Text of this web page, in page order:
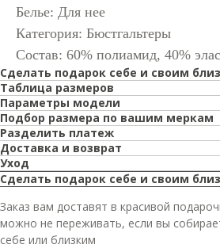
Белье: Для нее
Категория: Бюстгальтеры
Состав: 60% полиамид, 40%
Сделать подарок себе и своим
Таблица размеров
Параметры модели
Подбор размера по вашим меркам
Разделить платеж
Доставка и возврат
Уход
Сделать подарок себе и своим
Заказ вам доставят в красивой
можно не переживать, если вы
себе или близким